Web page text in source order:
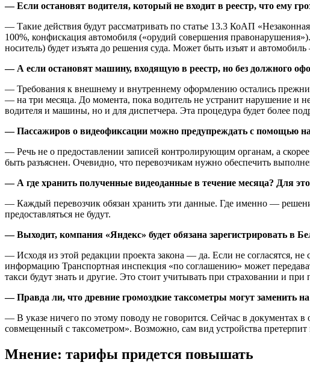
— Если остановят водителя, который не входит в реестр, что ему
— Такие действия будут рассматривать по статье 13.3 КоАП
100%, конфискация автомобиля («орудий совершения
носитель) будет изъята до решения суда. Может быть изъят и
— А если остановят машину, входящую в реестр, но без должного
— Требования к внешнему и внутреннему оформлению остались
— на три месяца. До момента, пока водитель не устранит нарушение и
водителя и машины, но и для диспетчера. Эта процедура будет более
— Пассажиров о видеофиксации можно предупреждать с помощью
— Речь не о предоставлении записей контролирующим органам, а
быть разъяснен. Очевидно, что перевозчикам нужно обеспечить
— А где хранить полученные видеоданные в течение месяца? Для
— Каждый перевозчик обязан хранить эти данные. Где именно —
предоставляться не будут.
— Выходит, компания «Яндекс» будет обязана зарегистрировать в
— Исходя из этой редакции проекта закона — да. Если не согласятся,
информацию Транспортная инспекция «по соглашению» может
такси будут знать и другие. Это стоит учитывать при страховании и
— Правда ли, что древние громоздкие таксометры могут заменить
— В указе ничего по этому поводу не говорится. Сейчас в документах
совмещенный с таксометром». Возможно, сам вид устройства претерпит
Мнение: тарифы придется повышать